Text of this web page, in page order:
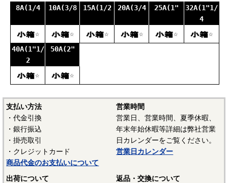
8A(1/4 10A(3/8 15A(1/2 20A(3/4 25A(1"
32A(1"1/
4
☆
☆ ☆ ☆ ☆
☆
40A(1"1/
2
50A(2"
☆ ☆
支払い方法
・代金引換
・銀行振込
・掛売取引
・クレジットカード
商品代金のお支払いについて
営業時間
営業日、営業時間、夏季休暇、
年末年始休暇等詳細は弊社営業
日カレンダーをご覧ください。
営業日カレンダー
出荷について
返品・交換について